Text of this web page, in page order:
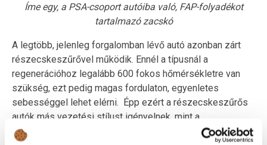
Íme egy, a PSA-csoport autóiba való, FAP-folyadékot
tartalmazó zacskó
A legtöbb, jelenleg forgalomban lévő autó azonban zárt
részecskeszűrővel működik. Ennél a típusnál a
regenerációhoz legalább 600 fokos hőmérsékletre van
szükség, ezt pedig magas fordulaton, egyenletes
sebességgel lehet elérni. Épp ezért a részecskeszűrős
autók más vezetési stílust igényelnek, mint a
hagyományos társaik.